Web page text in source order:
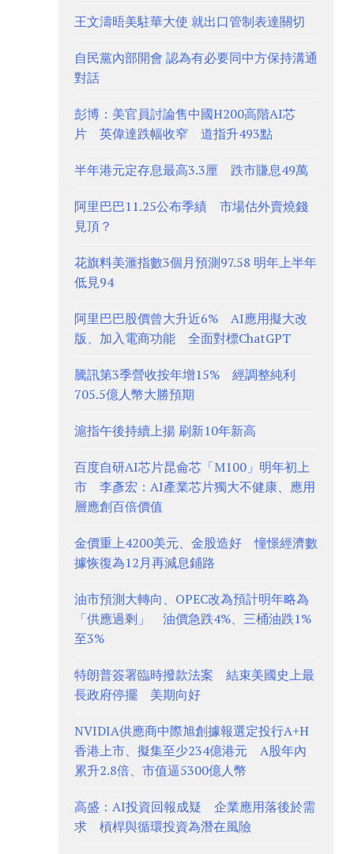
王文濤晤美駐華大使 就出口管制表達關切
自民黨內部開會 認為有必要同中方保持溝通
對話
彭博：美官員討論售中國H200高階AI芯
片 英偉達跌幅收窄 道指升493點
半年港元定存息最高3.3厘 跌市賺息49萬
阿里巴巴11.25公布季績 市場估外賣燒錢
見頂？
花旗料美滙指數3個月預測97.58 明年上半年
低見94
阿里巴巴股價曾大升近6% AI應用擬大改
版、加入電商功能 全面對標ChatGPT
騰訊第3季營收按年增15% 經調整純利
705.5億人幣大勝預期
滬指午後持續上揚 刷新10年新高
百度自研AI芯片昆侖芯「M100」明年初上
市 李彥宏：AI產業芯片獨大不健康、應用
層應創百倍價值
金價重上4200美元、金股造好 憧憬經濟數
據恢復為12月再減息鋪路
油市預測大轉向、OPEC改為預計明年略為
「供應過剩」 油價急跌4%、三桶油跌1%
至3%
特朗普簽署臨時撥款法案 結束美國史上最
長政府停擺 美期向好
NVIDIA供應商中際旭創據報選定投行A+H
香港上市、擬集至少234億港元 A股年內
累升2.8倍、市值逼5300億人幣
高盛：AI投資回報成疑 企業應用落後於需
求 槓桿與循環投資為潛在風險